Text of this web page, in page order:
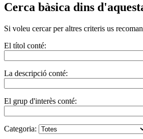
Cerca bàsica dins
Si voleu cercar per altres criteris us
El títol conté:
La descripció conté:
El grup d'interès conté:
Categoria: